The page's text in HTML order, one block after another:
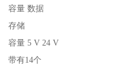
容量 数据
存储
容量 5 V 24 V
带有14个